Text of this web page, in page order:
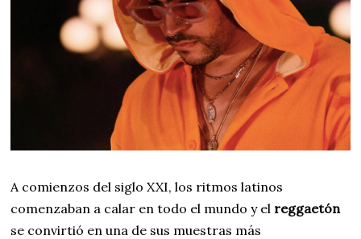
A comienzos del siglo XXI, los ritmos latinos
comenzaban a calar en todo el mundo y el reggaetón
se convirtió en una de sus muestras más